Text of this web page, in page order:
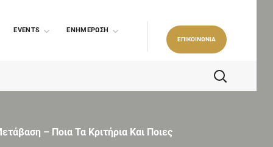
EVENTS ΕΝΗΜΕΡΩΣΗ
ΕΠΙΚΟΙΝΩΝΙΑ
– Ποια Τα Κριτήρια Και Ποιες